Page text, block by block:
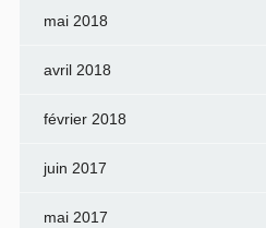
mai 2018
avril 2018
février 2018
juin 2017
mai 2017